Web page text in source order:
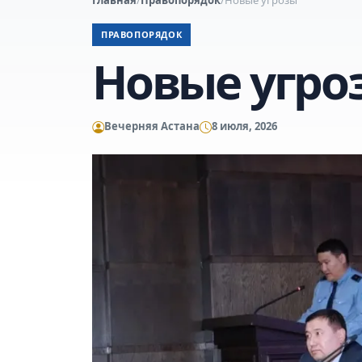
ПРАВОПОРЯДОК
Новые
Вечерняя Астана 8 июля, 2026